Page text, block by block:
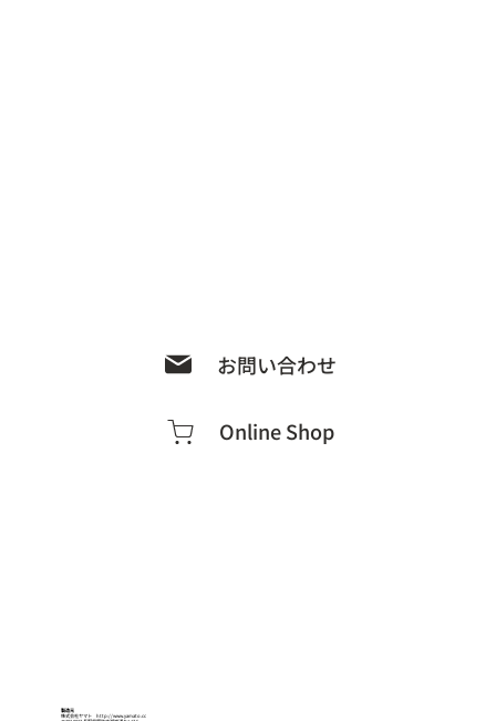
製造元
株式会社ヤマトhttp://www.yamato.cc
お問い合わせ
Online Shop